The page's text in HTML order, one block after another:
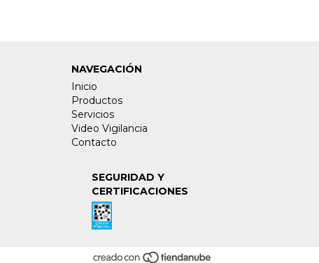
NAVEGACIÓN
Inicio
Productos
Servicios
Video Vigilancia
Contacto
SEGURIDAD Y
CERTIFICACIONES